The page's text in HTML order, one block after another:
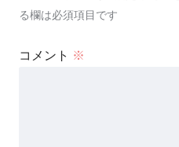
る欄は必須項目です
コメント ※